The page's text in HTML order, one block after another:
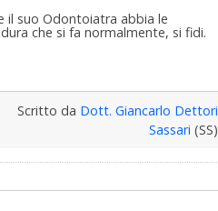
il suo Odontoiatra abbia le
che si fa normalmente, si fidi.
Scritto da Dott. Giancarlo Dettori
Sassari (SS)